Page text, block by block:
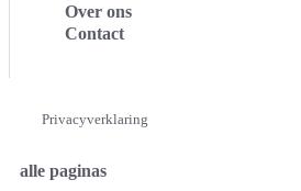
Over ons
Contact
Privacyverklaring
alle paginas